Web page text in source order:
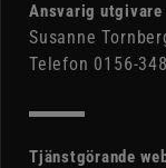
Ansvarig utgivare
Susanne
Telefon 0156-
Tjänstgörande